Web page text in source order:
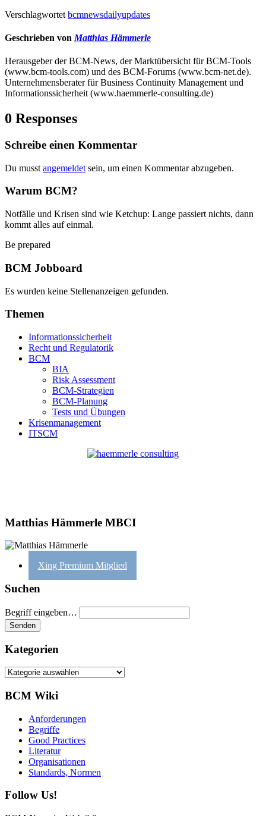
Verschlagwortet bcmnewsdailyupdates
Geschrieben von Matthias Hämmerle
Herausgeber der BCM-News, der Marktübersicht für BCM-Tools
(www.bcm-tools.com) und des BCM-Forums (www.bcm-net.de).
Unternehmensberater für Business Continuity Management und
Informationssicherheit (www.haemmerle-consulting.de)
0 Responses
Schreibe einen Kommentar
Du musst angemeldet sein, um einen Kommentar abzugeben.
Warum BCM?
Notfälle und Krisen sind wie Ketchup: Lange passiert nichts, dann
kommt alles auf einmal.
Be prepared
BCM Jobboard
Es wurden keine Stellenanzeigen gefunden.
Themen
Informationssicherheit
Recht und Regulatorik
BCM
BIA
Risk Assessment
BCM-Strategien
BCM-Planung
Tests und Übungen
Krisenmanagement
ITSCM
Matthias Hämmerle MBCI
Xing Premium Mitglied
Suchen
Begriff eingeben…
Kategorien
Kategorien
BCM Wiki
Anforderungen
Begriffe
Good Practices
Literatur
Organisationen
Standards, Normen
Follow Us!